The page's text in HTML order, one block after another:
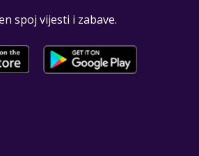
spoj vijesti i zabave.